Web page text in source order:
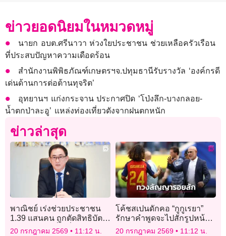
ข่าวยอดนิยมในหมวดหมู่
นายก อบต.ศรีนาวา ห่วงใยประชาชน ช่วยเหลือครัวเรือน
ที่ประสบปัญหาความเดือดร้อน
สำนักงานพิพิธภัณฑ์เกษตรฯจ.ปทุมธานีรับรางวัล ‘องค์กรดี
เด่นด้านการต่อต้านทุจริต’
อุทยานฯ แก่งกระจาน ประกาศปิด ‘โป่งลึก-บางกลอย-
น้ำตกป่าละอู’ แหล่งท่องเที่ยวดังจากฝนตกหนัก
ข่าวล่าสุด
พาณิชย์ เร่งช่วยประชาชน
1.39 แสนคน ถูกตัดสิทธิบัตร
คนจน หลังมีชื่อเอี่ยวถือหุ้น
20 กรกฎาคม 2569 11:12 น.
โค้ชสเปนดักคอ “กูกูเรยา”
รักษาคำพูดจะไปสักรูปหน้า
ของตน
20 กรกฎาคม 2569 11:12 น.